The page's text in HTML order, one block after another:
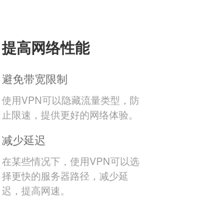
提高网络性能
避免带宽限制
使用VPN可以隐藏流量类型，防
止限速，提供更好的网络体验。
减少延迟
在某些情况下，使用VPN可以选
择更快的服务器路径，减少延
迟，提高网速。